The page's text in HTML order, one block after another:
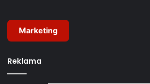
Marketing
Reklama